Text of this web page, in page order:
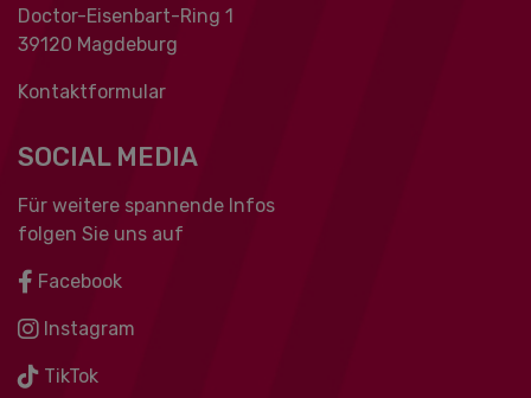
Doctor-Eisenbart-Ring 1
39120 Magdeburg
Kontaktformular
SOCIAL MEDIA
Für weitere spannende Infos
folgen Sie uns auf
Facebook
Instagram
TikTok